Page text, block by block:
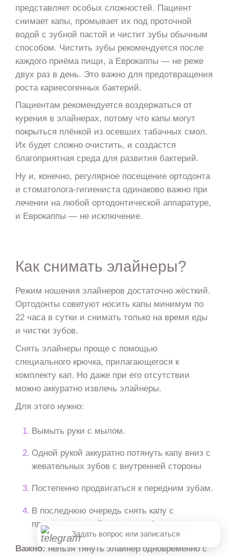
представляет особых сложностей. Пациент
снимает капы, промывает их под проточной
водой с зубной пастой и чистит зубы обычным
способом. Чистить зубы рекомендуется после
каждого приёма пищи, а Еврокаппы — не реже
двух раз в день. Это важно для предотвращения
роста кариесогенных бактерий.
Пациентам рекомендуется воздержаться от
курения в элайнерах, потому что капы могут
покрыться плёнкой из осевших табачных смол.
Их будет сложно очистить, и создастся
благоприятная среда для развития бактерий.
Ну и, конечно, регулярное посещение ортодонта
и стоматолога-гигиениста одинаково важно при
лечении на любой ортодонтической аппаратуре,
и Еврокаппы — не исключение.
Как снимать элайнеры?
Режим ношения элайнеров достаточно жёсткий.
Ортодонты советуют носить капы минимум по
22 часа в сутки и снимать только на время еды
и чистки зубов.
Снять элайнеры проще с помощью
специального крючка, прилагающегося к
комплекту кап. Но даже при его отсутствии
можно аккуратно извлечь элайнеры.
Для этого нужно:
Вымыть руки с мылом.
Одной рукой аккуратно потянуть капу вниз с
жевательных зубов с внутренней стороны
Постепенно продвигаться к передним зубам.
В последнюю очередь снять капу с
противоположной стороны зубного ряда.
Важно: нельзя тянуть элайнер одновременно с
с 8:00 до 21:00
МАКС
Telegram
Лечение детей во сне
Записаться онлайн
Онлайн консультация
Задать вопрос или записаться
Хорошо